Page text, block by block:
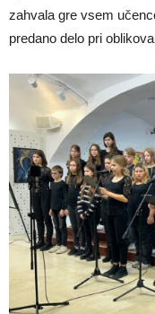
zahvala gre vsem
predano delo pri